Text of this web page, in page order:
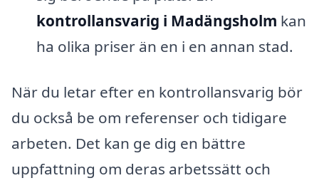
kontrollansvarig i Madängsholm kan
ha olika priser än en i en annan stad.
När du letar efter en kontrollansvarig bör
du också be om referenser och tidigare
arbeten. Det kan ge dig en bättre
uppfattning om deras arbetssätt och